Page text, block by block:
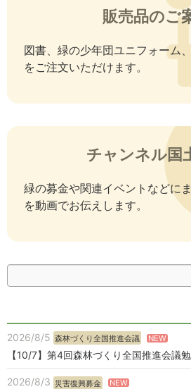
販売品のご
図書、緑の少年団ユニフォーム
をご注文いただけます。
チャンネル国
緑の募金や関連イベントなどに
を動画でお伝えします。
2026/8/5 森林づくり全国推進会議 NEW
【10/7】第4回森林づくり全国推進会議
2026/8/3 災害復興募金 NEW